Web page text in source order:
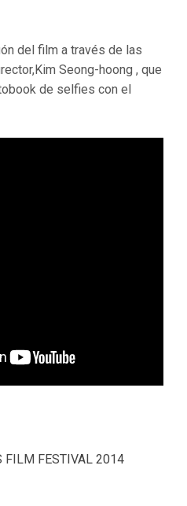
del film a través de las
Seong-hoong , que
de selfies con el
FILM FESTIVAL 2014